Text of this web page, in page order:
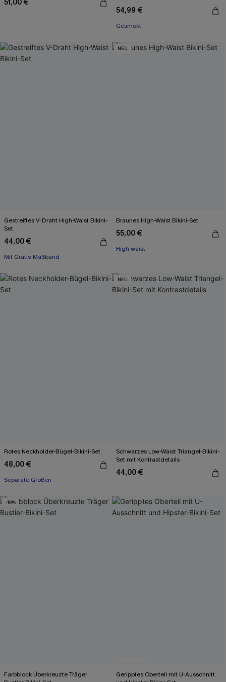
51,00 €
54,99 €
Gesmokt
Gestreiftes V-Draht High-Waist Bikini-
Set
44,00 €
Mit Gratis-Maßband
NEU
Braunes High-Waist Bikini-Set
55,00 €
High waist
Rotes Neckholder-Bügel-Bikini-Set
48,00 €
Separate Größen
NEU
Schwarzes Low-Waist Triangel-Bikini-
Set mit Kontrastdetails
44,00 €
-19%
Farbblock Überkreuzte Träger
Geripptes Oberteil mit U-Ausschnitt